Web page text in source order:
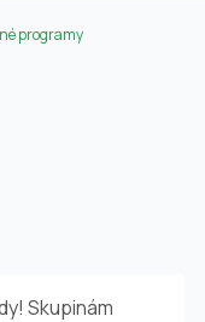
programy
Skupinám